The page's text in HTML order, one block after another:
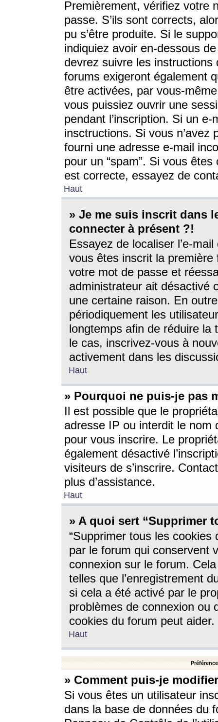
Premièrement, vérifiez votre
passe. S’ils sont corrects,
pu s’être produite. Si le
indiquiez avoir en-dessous
devrez suivre les
forums exigeront également
être activées, par vous-
vous puissiez ouvrir une
pendant l’inscription. Si un
insctructions. Si vous n’avez
fourni une adresse e-mail
pour un “spam”. Si vous
est correcte, essayez de
Haut
» Je me suis inscrit dans
connecter à présent ?!
Essayez de localiser l’e-
vous êtes inscrit la première
votre mot de passe et
administrateur ait désactivé
une certaine raison. En
périodiquement les
longtemps afin de réduire la
le cas, inscrivez-vous à
activement dans les
Haut
» Pourquoi ne puis-je pas
Il est possible que le
adresse IP ou interdit le nom
pour vous inscrire. Le
également désactivé
visiteurs de s’inscrire.
plus d’assistance.
Haut
» A quoi sert “Supprimer
“Supprimer tous les cookies
par le forum qui conservent
connexion sur le forum.
telles que l’enregistrement
si cela a été activé par le
problèmes de connexion ou
cookies du forum peut aider.
Haut
» Comment puis-je
Si vous êtes un utilisateur
dans la base de données du